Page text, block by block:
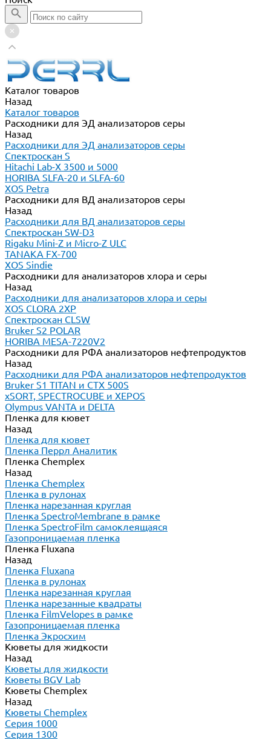
Каталог товаров
Назад
Каталог товаров
Расходники для ЭД анализаторов серы
Назад
Расходники для ЭД анализаторов серы
Спектроскан S
Hitachi Lab-X 3500 и 5000
HORIBA SLFA-20 и SLFA-60
XOS Petra
Расходники для ВД анализаторов серы
Назад
Расходники для ВД анализаторов серы
Спектроскан SW-D3
Rigaku Mini-Z и Micro-Z ULC
TANAKA FX-700
XOS Sindie
Расходники для анализаторов хлора и серы
Назад
Расходники для анализаторов хлора и серы
XOS CLORA 2XP
Спектроскан CLSW
Bruker S2 POLAR
HORIBA MESA-7220V2
Расходники для РФА анализаторов нефтепродуктов
Назад
Расходники для РФА анализаторов нефтепродуктов
Bruker S1 TITAN и CTX 500S
xSORT, SPECTROCUBE и XEPOS
Olympus VANTA и DELTA
Пленка для кювет
Назад
Пленка для кювет
Пленка Перрл Аналитик
Пленка Chemplex
Назад
Пленка Chemplex
Пленка в рулонах
Пленка нарезанная круглая
Пленка SpectroMembrane в рамке
Пленка SpectroFilm самоклеящаяся
Газопроницаемая пленка
Пленка Fluxana
Назад
Пленка Fluxana
Пленка в рулонах
Пленка нарезанная круглая
Пленка нарезанные квадраты
Пленка FilmVelopes в рамке
Газопроницаемая пленка
Пленка Экросхим
Кюветы для жидкости
Назад
Кюветы для жидкости
Кюветы BGV Lab
Кюветы Chemplex
Назад
Кюветы Chemplex
Серия 1000
Серия 1300